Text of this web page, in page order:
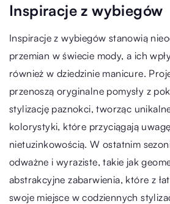
Inspiracje z wybiegów
Inspiracje z wybiegów stanowią
przemian w świecie mody, a ich
również w dziedzinie manicure.
przenoszą oryginalne pomysły z
stylizację paznokci, tworząc
kolorystyki, które przyciągają
nietuzinkowością. W ostatnim
odważne i wyraziste, takie jak
abstrakcyjne zabarwienia, które z
swoje miejsce w codziennych